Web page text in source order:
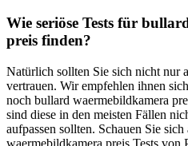
Wie seriöse Tests für
preis finden?
Natürlich sollten Sie sich nicht nur
vertrauen. Wir empfehlen ihnen
noch bullard waermebildkamera
sind diese in den meisten Fällen
aufpassen sollten. Schauen Sie
waermebildkamera preis Tests von